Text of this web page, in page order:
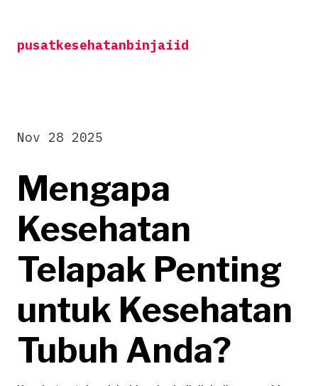
contentpusatkesehatanbinjaiid
Mengapa
Kesehatan
Telapak Penting
untuk Kesehatan
Tubuh Anda?
Nov 28 2025